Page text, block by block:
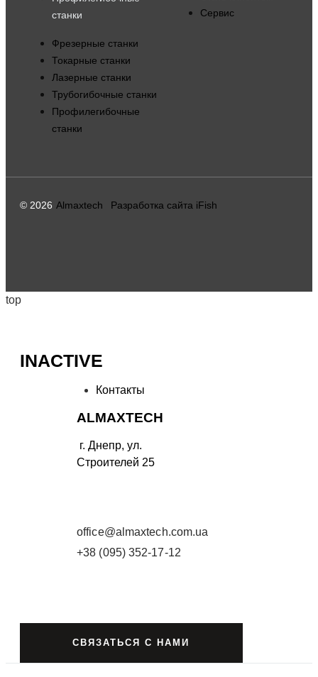
станки
Фрезерные станки
Токарные станки
Лазерные станки
Трубогибочные станки
Профилегибочные
станки
Сервис
© 2026 Almaxtech Разработка сайта iFish
top
INACTIVE
Контакты
ALMAXTECH
г. Днепр, ул.
Строителей 25
office@almaxtech.com.ua
+38 (095) 352-17-12
СВЯЗАТЬСЯ С НАМИ